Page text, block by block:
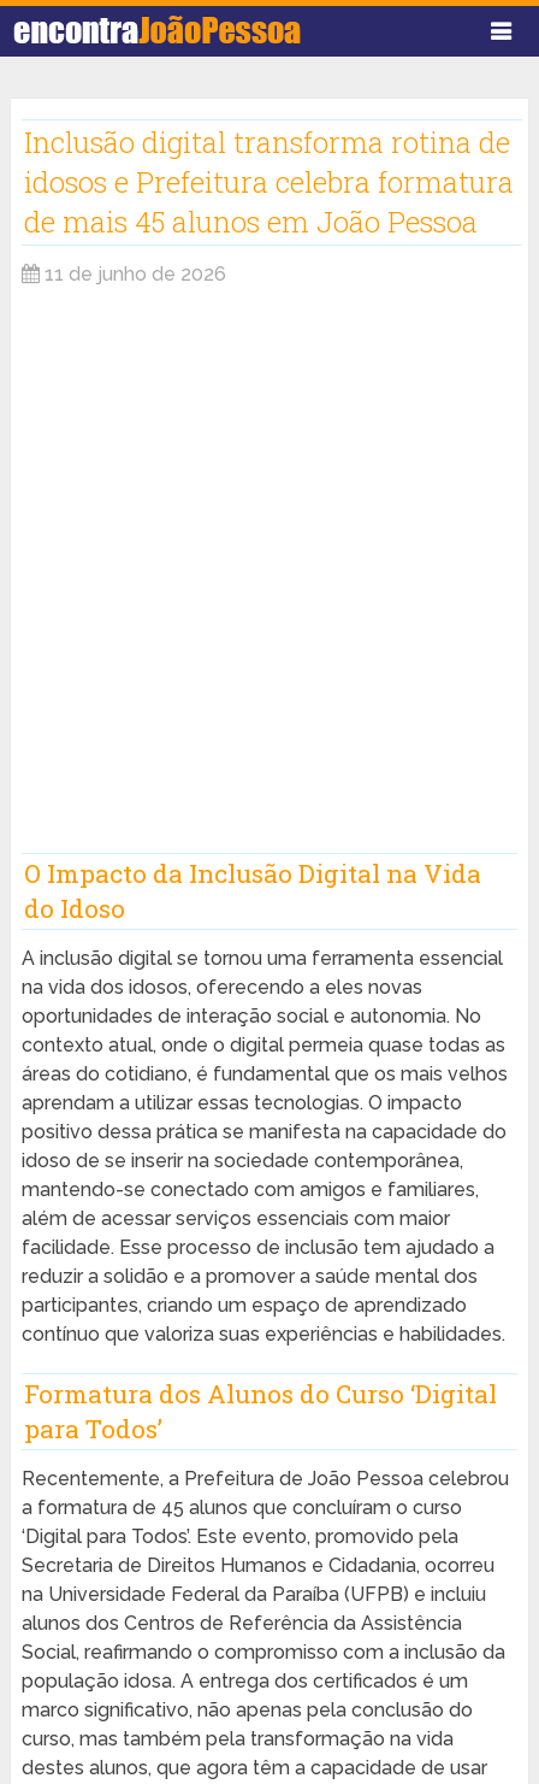
Inclusão digital transforma rotina de
idosos e Prefeitura celebra formatura
de mais 45 alunos em João Pessoa
11 de junho de 2026
O Impacto da Inclusão Digital na Vida
do Idoso
A inclusão digital se tornou uma ferramenta essencial
na vida dos idosos, oferecendo a eles novas
oportunidades de interação social e autonomia. No
contexto atual, onde o digital permeia quase todas as
áreas do cotidiano, é fundamental que os mais velhos
aprendam a utilizar essas tecnologias. O impacto
positivo dessa prática se manifesta na capacidade do
idoso de se inserir na sociedade contemporânea,
mantendo-se conectado com amigos e familiares,
além de acessar serviços essenciais com maior
facilidade. Esse processo de inclusão tem ajudado a
reduzir a solidão e a promover a saúde mental dos
participantes, criando um espaço de aprendizado
contínuo que valoriza suas experiências e habilidades.
Formatura dos Alunos do Curso ‘Digital
para Todos’
Recentemente, a Prefeitura de João Pessoa celebrou
a formatura de 45 alunos que concluíram o curso
‘Digital para Todos’. Este evento, promovido pela
Secretaria de Direitos Humanos e Cidadania, ocorreu
na Universidade Federal da Paraíba (UFPB) e incluiu
alunos dos Centros de Referência da Assistência
Social, reafirmando o compromisso com a inclusão da
população idosa. A entrega dos certificados é um
marco significativo, não apenas pela conclusão do
curso, mas também pela transformação na vida
destes alunos, que agora têm a capacidade de usar